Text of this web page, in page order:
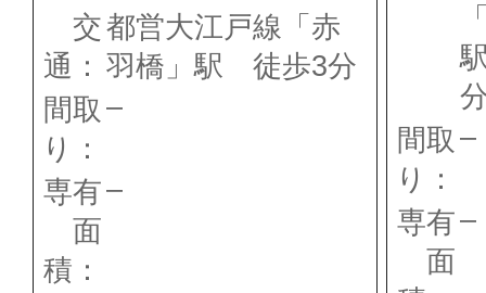
交
通：
都営大江戸線「赤
羽橋」駅 徒歩3分
間取
り：
–
専有
面
積：
–
間取
り：
–
専有
面
–